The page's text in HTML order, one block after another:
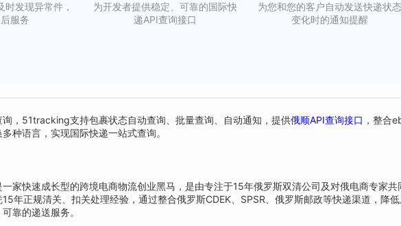
时发现异常件，
服务
为开发者提供稳定、可靠的国际快
递API查询接口
为您和您的客户自动发送快递状态
变化时的通知提醒
询，51tracking支持包裹状态自动查询、批量查询、自动通知，提供俄顺API查询接口 ，整合
种语言，实现国际快递一站式查询。
家快速成长型的跨境电商物流创业黑马，是由专注于15年俄罗斯双清公司及对俄电商专家
年正规清关、扣关处理经验，通过整合俄罗斯CDEK、SPSR、俄罗斯邮政等快递渠道，降
靠的递送服务。